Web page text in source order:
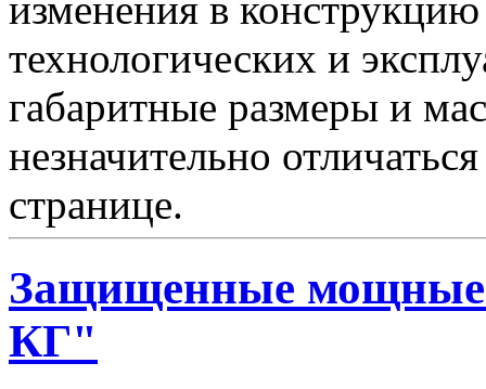
изменения в
технологических и
габаритные размеры и
незначительно
странице.
Защищенные
КГ"